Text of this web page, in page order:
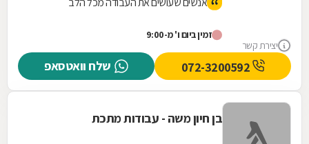
יצירת קשר
זמין ביום ו' מ-9:00
שלח וואטסאפ
בן חיון משה - עבודות מתכת